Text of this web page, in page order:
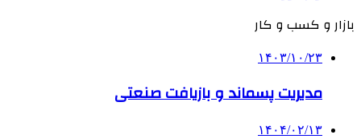
بازار و کسب و کار
۱۴۰۳/۱۰/۲۳
مدیریت پسماند و بازیافت صنعتی
۱۴۰۴/۰۲/۱۳